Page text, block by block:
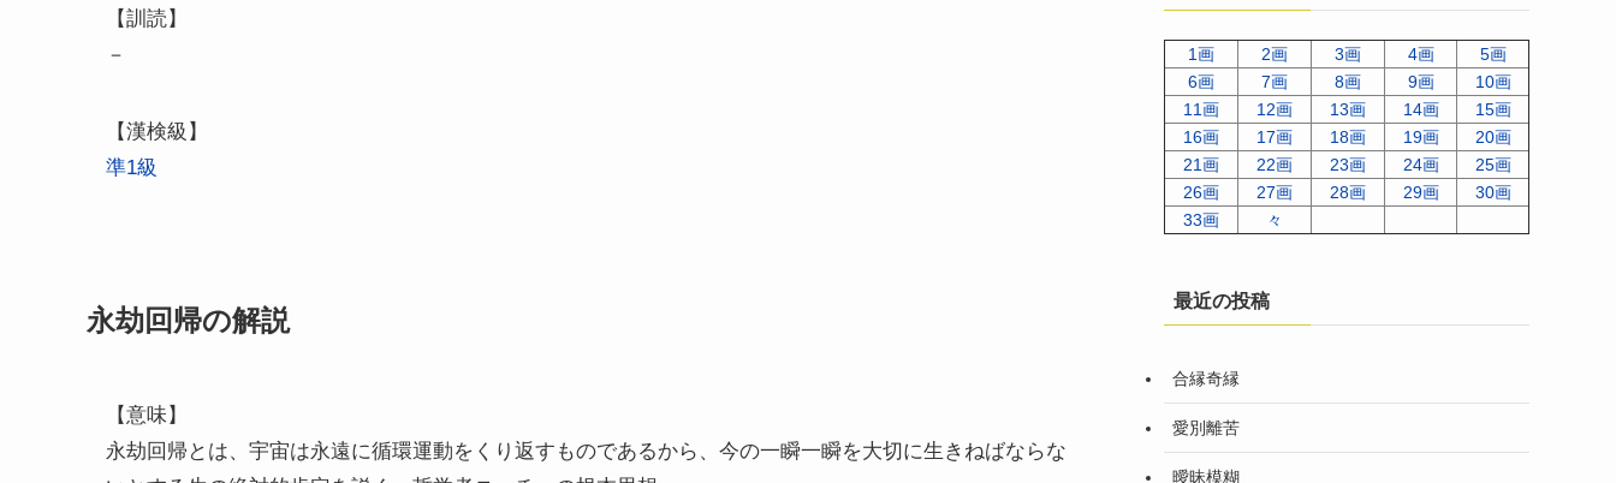
【訓読】
－
【漢検級】
準1級
永劫回帰の解説
【意味】
永劫回帰とは、宇宙は永遠に循環運動をくり返すものであるから、今の一瞬一瞬を大切に生きねばならな
1画 2画 3画 4画
5画
6画
7画 8画 9画
10画
11画
12画 13画 14画
15画
16画
17画 18画 19画
20画
21画
22画 23画 24画
25画
26画
27画 28画 29画
30画
33画
々
最近の投稿
合縁奇縁
愛別離苦
曖昧模糊